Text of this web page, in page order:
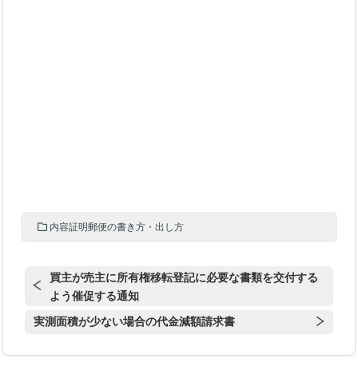
内容証明郵便の書き方・出し方
買主が売主に所有権移転登記に必要な書類を交付する
よう催促する通知
実測面積が少ない場合の代金減額請求書